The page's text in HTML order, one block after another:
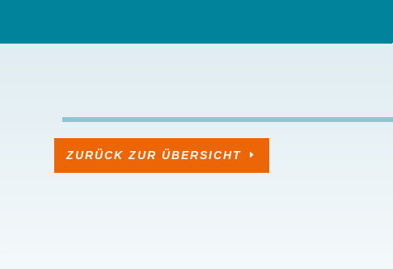
ZURÜCK ZUR ÜBERSICHT